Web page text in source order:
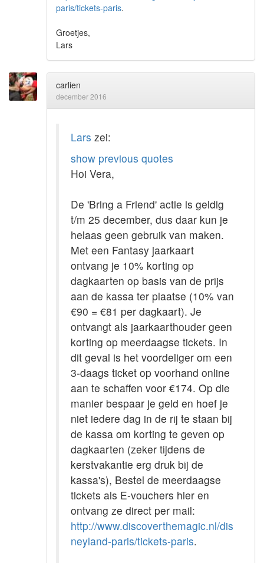
paris/tickets-paris.
Groetjes,
Lars
carlien
december 2016
Lars zei:
show previous quotes
Hoi Vera,
De 'Bring a Friend' actie is geldig
t/m 25 december, dus daar kun je
helaas geen gebruik van maken.
Met een Fantasy jaarkaart
ontvang je 10% korting op
dagkaarten op basis van de prijs
aan de kassa ter plaatse (10% van
€90 = €81 per dagkaart). Je
ontvangt als jaarkaarthouder geen
korting op meerdaagse tickets. In
dit geval is het voordeliger om een
3-daags ticket op voorhand online
aan te schaffen voor €174. Op die
manier bespaar je geld en hoef je
niet iedere dag in de rij te staan bij
de kassa om korting te geven op
dagkaarten (zeker tijdens de
kerstvakantie erg druk bij de
kassa's), Bestel de meerdaagse
tickets als E-vouchers hier en
ontvang ze direct per mail:
http://www.discoverthemagic.nl/dis
neyland-paris/tickets-paris.